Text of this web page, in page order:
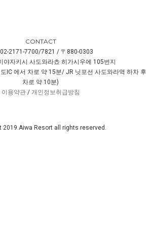
CONTACT
2171-7700/7821 / 〒880-0303
야자키시 사도와라쵸 히가시우에 105번지
IC 에서 차로 약 15분/ JR 닛포선 사도와라역 하차 후
차로 약 10분)
이용약관/ 개인정보취급방침
2019.Aiwa Resort all rights reserved.